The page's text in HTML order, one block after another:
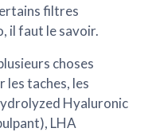
filtres
il faut le savoir.
choses
les taches, les
Hyaluronic
LHA